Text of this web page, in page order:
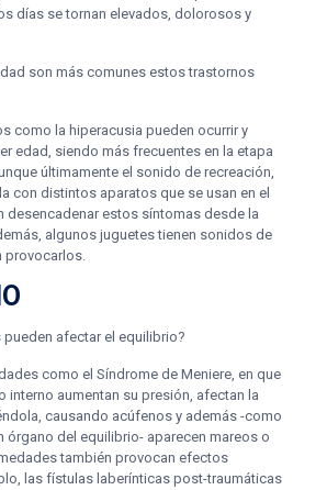
días se tornan elevados, dolorosos y
son más comunes estos trastornos
como la hiperacusia pueden ocurrir y
edad, siendo más frecuentes en la etapa
últimamente el sonido de recreación,
con distintos aparatos que se usan en el
desencadenar estos síntomas desde la
algunos juguetes tienen sonidos de
provocarlos.
afectar el equilibrio?
como el Síndrome de Meniere, en que
interno aumentan su presión, afectan la
causando acúfenos y además -como
órgano del equilibrio- aparecen mareos o
también provocan efectos
las fístulas laberínticas post-traumáticas